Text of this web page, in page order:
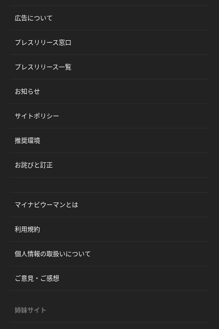
広告について
プレスリリース窓口
プレスリリース一覧
お知らせ
サイトポリシー
推奨環境
お詫びと訂正
マイナビウーマンとは
利用規約
個人情報の取扱いについて
ご意見・ご感想
姉妹サイト